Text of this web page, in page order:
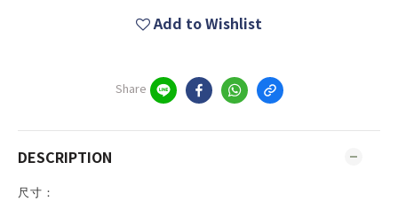
Add to Wishlist
Share
DESCRIPTION
尺寸：